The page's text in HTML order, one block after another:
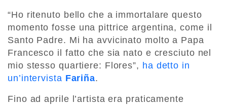
“Ho ritenuto bello che a immortalare questo
momento fosse una pittrice argentina, come il
Santo Padre. Mi ha avvicinato molto a Papa
Francesco il fatto che sia nato e cresciuto nel
mio stesso quartiere: Flores”, ha detto in
un’intervista Fariña.
Fino ad aprile l’artista era praticamente